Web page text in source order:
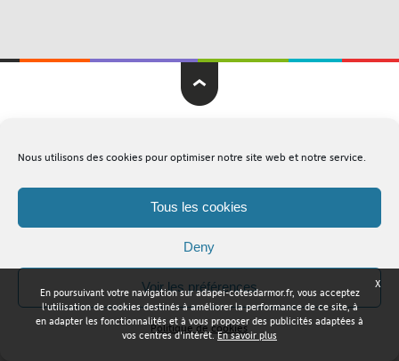
Nous utilisons des cookies pour optimiser notre site web et notre service.
Tous les cookies
Deny
Voir les préférences
Politique de cookies
X
En poursuivant votre navigation sur adapei-cotesdarmor.fr, vous acceptez
l'utilisation de cookies destinés à améliorer la performance de ce site, à
en adapter les fonctionnalités et à vous proposer des publicités adaptées à
vos centres d'intérêt.En savoir plus